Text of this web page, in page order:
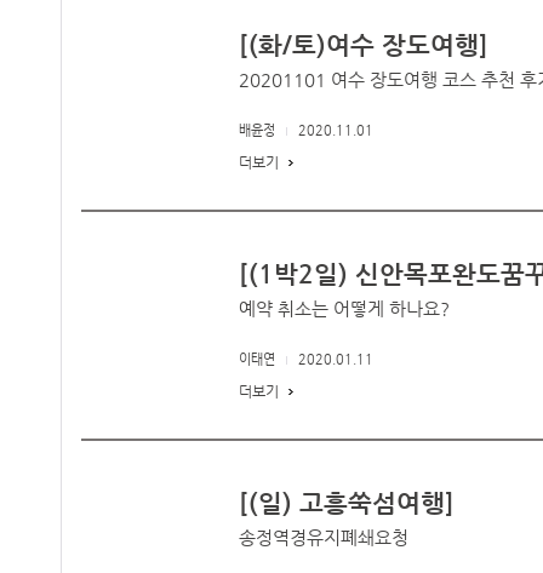
[(화/토)여수 장도여행]
20201101 여수 장도여행 코스 추천
배윤정 2020.11.01
더보기
[(1박2일) 신안목포완도꿈
예약 취소는 어떻게 하나요?
이태연 2020.01.11
더보기
[(일) 고흥쑥섬여행]
송정역경유지폐쇄요청